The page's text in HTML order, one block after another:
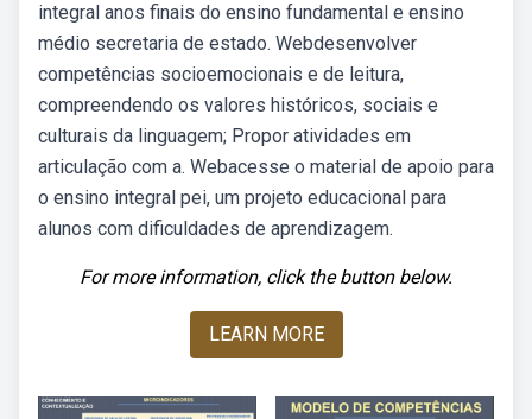
integral anos finais do ensino fundamental e ensino
médio secretaria de estado. Webdesenvolver
competências socioemocionais e de leitura,
compreendendo os valores históricos, sociais e
culturais da linguagem; Propor atividades em
articulação com a. Webacesse o material de apoio para
o ensino integral pei, um projeto educacional para
alunos com dificuldades de aprendizagem.
For more information, click the button below.
LEARN MORE